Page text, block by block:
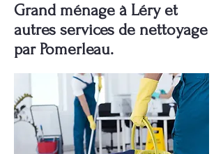
Grand ménage à Léry et
autres services de nettoyage
par Pomerleau.